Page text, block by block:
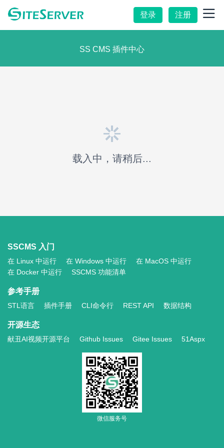
登录 注册
SS CMS 插件中心
载入中，请稍后...
SSCMS 入门
在 Linux 中运行 在 Windows 中运行
在 MacOS 中运行
在 Docker 中运行
SSCMS 功能清单
参考手册
STL语言 插件手册 CLI命令行 REST API 数据结构
开源生态
献丑AI视频开源平台 Github Issues Gitee Issues 51Aspx
微信服务号